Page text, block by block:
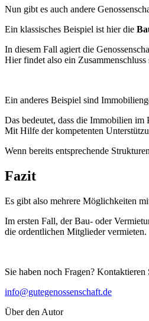
Nun gibt es auch andere
Ein klassisches Beispiel ist hier die
In diesem Fall agiert die
Hier findet also ein
Ein anderes Beispiel sind
Das bedeutet, dass die Immobilien im
Mit Hilfe der kompetenten
Wenn bereits entsprechende
Fazit
Es gibt also mehrere Möglichkeiten
Im ersten Fall, der Bau- oder
die ordentlichen Mitglieder vermieten.
Sie haben noch Fragen?
info@gutegenossenschaft.de
Über den Autor